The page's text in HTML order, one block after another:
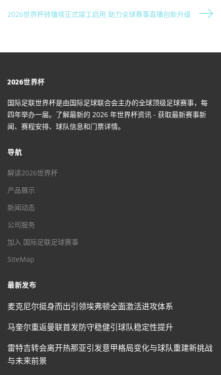
2026世界杯转播塔正式竣工启用 助力全球赛事直播创新升级
2026世界杯
国际足联世界杯是由国际足球联合会主办的全球顶级足球赛事，每
四年举办一届。了解最新的 2026 年世界杯资讯 - 获取最新赛事新
闻、赛程安排、球队信息和门票详情。
导航
解读2026世界杯
产品展示
新闻动态
公司服务
加入 国际足联足球赛事
SiteMap
最新发布
麦克尼尔挺身而出引领埃弗顿全面激活进攻体系
马奎尔重返曼联首发防守稳健引球队稳定性提升
雷特吉转会离开热那亚引发意甲格局变化与球队重建新挑战
与未来前景